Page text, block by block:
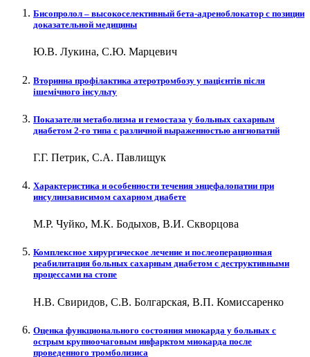
Бисопролол – высокоселективный бета-адреноблокатор с позиции
доказательной медицины
Ю.В. Лукина, С.Ю. Марцевич
Вторинна профілактика атеротромбозу у пацієнтів після
ішемічного інсульту
Показатели метаболизма и гемостаза у больных сахарным
диабетом 2-го типа с различной выраженностью ангиопатий
Г.Г. Петрик, С.А. Павлищук
Характеристика и особенности течения энцефалопатии при
инсулинзависимом сахарном диабете
М.Р. Чуйко, М.К. Бодыхов, В.И. Скворцова
Комплексное хирургическое лечение и послеоперационная
реабилитация больных сахарным диабетом с деструктивными
процессами на стопе
Н.В. Свиридов, С.В. Болгарская, В.П. Комиссаренко
Оценка функционального состояния миокарда у больных с
острым крупноочаговым инфарктом миокарда после
проведенного тромболизиса